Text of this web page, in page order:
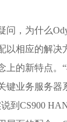
问，为什么
以相应的解决
上的新特点。
键业务服务器
到CS900